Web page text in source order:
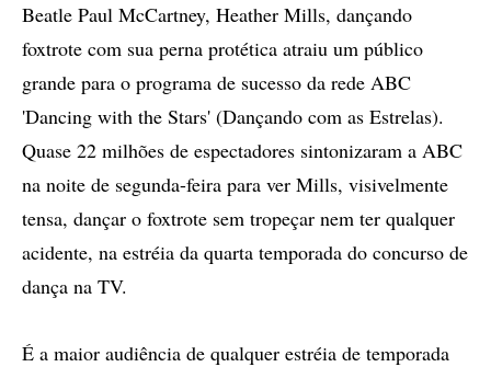
Beatle Paul McCartney, Heather Mills, dançando
foxtrote com sua perna protética atraiu um público
grande para o programa de sucesso da rede ABC
'Dancing with the Stars' (Dançando com as Estrelas).
Quase 22 milhões de espectadores sintonizaram a ABC
na noite de segunda-feira para ver Mills, visivelmente
tensa, dançar o foxtrote sem tropeçar nem ter qualquer
acidente, na estréia da quarta temporada do concurso de
dança na TV.
É a maior audiência de qualquer estréia de temporada